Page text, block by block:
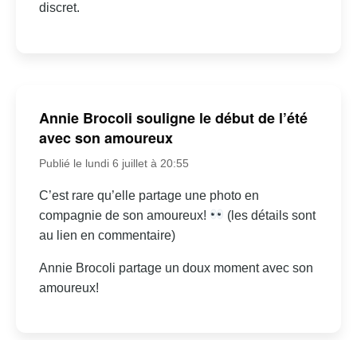
discret.
Annie Brocoli souligne le début de l’été
avec son amoureux
Publié le lundi 6 juillet à 20:55
C’est rare qu’elle partage une photo en
compagnie de son amoureux!
(les détails sont
au lien en commentaire)
Annie Brocoli partage un doux moment avec son
amoureux!